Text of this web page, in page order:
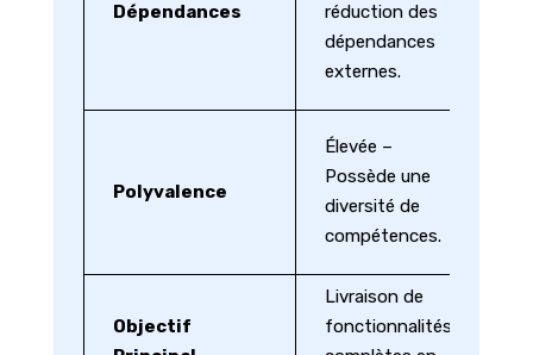
Dépendances
réduction des
dépendances
externes.
Polyvalence
Élevée –
Possède une
diversité de
compétences.
Objectif
Livraison de
fonctionnalités